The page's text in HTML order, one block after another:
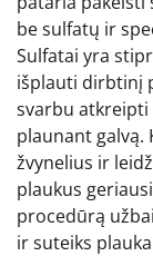
be sulfatų ir
Sulfatai yra
išplauti dirbtinį
svarbu
plaunant galvą.
žvynelius ir
plaukus
procedūrą
ir suteiks